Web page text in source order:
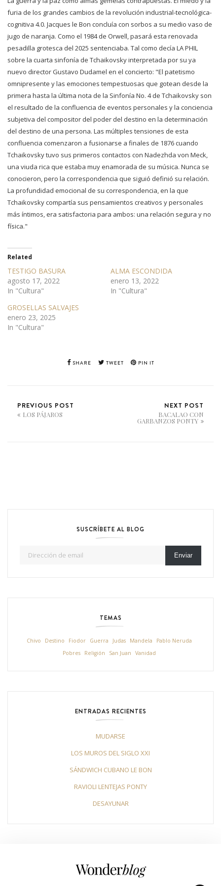
furia de los grandes cambios de la revolución industrial-tecnológica-
cognitiva 4.0. Jacques le Bon concluía con sorbos a su medio vaso de
jugo de naranja. Como el 1984 de Orwell, pasará esta renovada
pesadilla grotesca del 2025 sentenciaba. Tal como decía LA PHIL
sobre la cuarta sinfonía de Tchaikovsky interpretada por su ya
nuevo director Gustavo Dudamel en el concierto: "El patetismo
omnipresente y las emociones tempestuosas que gotean desde la
primera hasta la última nota de la Sinfonía No. 4 de Tchaikovsky son
el resultado de la confluencia de eventos personales y la conciencia
subjetiva del compositor del poder del destino en la determinación
del destino de una persona. Las múltiples tensiones de esta
confluencia comenzaron a fusionarse a finales de 1876 cuando
Tchaikovsky tuvo sus primeros contactos con Nadezhda von Meck,
una viuda rica que estaba muy enamorada de su música. Nunca se
conocieron, pero la correspondencia que siguió definió su relación.
La profundidad emocional de su correspondencia, en la que
Tchaikovsky compartía sus pensamientos creativos y personales
más íntimos, era satisfactoria para ambos: una relación segura y no
física."
Related
TESTIGO BASURA
agosto 17, 2022
In "Cultura"
ALMA ESCONDIDA
enero 13, 2022
In "Cultura"
GROSELLAS SALVAJES
enero 23, 2025
In "Cultura"
SHARE TWEET PIN IT
PREVIOUS POST
LOS PÁJAROS
NEXT POST
BACALAO CON
GARBANZOS PONTY
SUSCRÍBETE AL BLOG
Enviar
TEMAS
Chivo Destino Fiodor Guerra Judas Mandela
Pablo Neruda
Pobres
Religión San Juan Vanidad
ENTRADAS RECIENTES
MUDARSE
LOS MUROS DEL SIGLO XXI
SÁNDWICH CUBANO LE BON
RAVIOLI LENTEJAS PONTY
DESAYUNAR